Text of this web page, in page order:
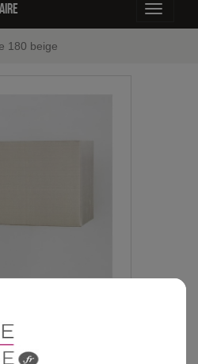
Toggle
180 beige
180 beige